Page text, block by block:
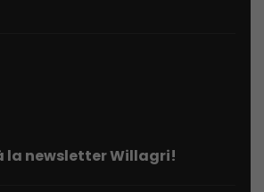
la newsletter Willagri!